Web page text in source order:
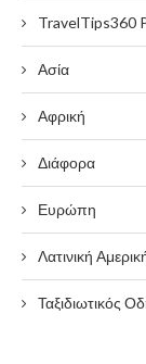
TravelTips360
Ασία
Αφρική
Διάφορα
Ευρώπη
Λατινική
Ταξιδιωτικός